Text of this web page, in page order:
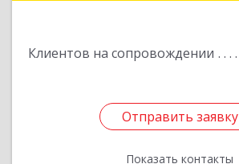
Клиентов на сопровождении
Отправить заявку
Показать контакты
Отправить заявку
Назад